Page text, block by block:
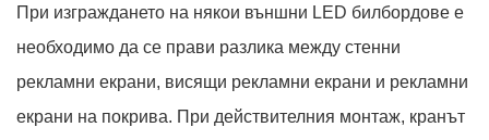
При изграждането на някои външни LED билбордове е
необходимо да се прави разлика между стенни
рекламни екрани, висящи рекламни екрани и рекламни
екрани на покрива. При действителния монтаж, кранът